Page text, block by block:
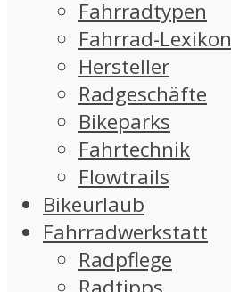
Fahrradtypen
Fahrrad-Lexikon
Hersteller
Radgeschäfte
Bikeparks
Fahrtechnik
Flowtrails
Bikeurlaub
Fahrradwerkstatt
Radpflege